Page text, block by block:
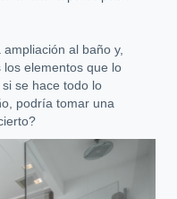
al baño y,
elementos que lo
se hace todo lo
podría tomar una